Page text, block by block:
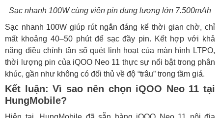
Sạc nhanh 100W cùng viên pin dung lượng lớn 7.500mAh
Sạc nhanh 100W giúp rút ngắn đáng kể thời gian chờ, chỉ
mất khoảng 40–50 phút để sạc đầy pin. Kết hợp với khả
năng điều chỉnh tần số quét linh hoạt của màn hình LTPO,
thời lượng pin của iQOO Neo 11 thực sự nổi bật trong phân
khúc, gần như không có đối thủ về độ “trâu” trong tầm giá.
Kết luận: Vì sao nên chọn iQOO Neo 11 tại
HungMobile?